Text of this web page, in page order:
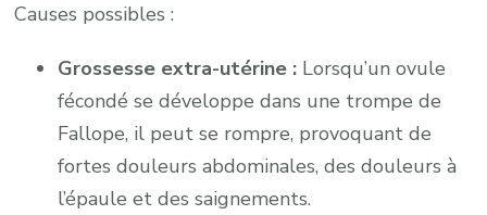
Causes possibles :
Grossesse extra-utérine : Lorsqu’un ovule
fécondé se développe dans une trompe de
Fallope, il peut se rompre, provoquant de
fortes douleurs abdominales, des douleurs à
l’épaule et des saignements.